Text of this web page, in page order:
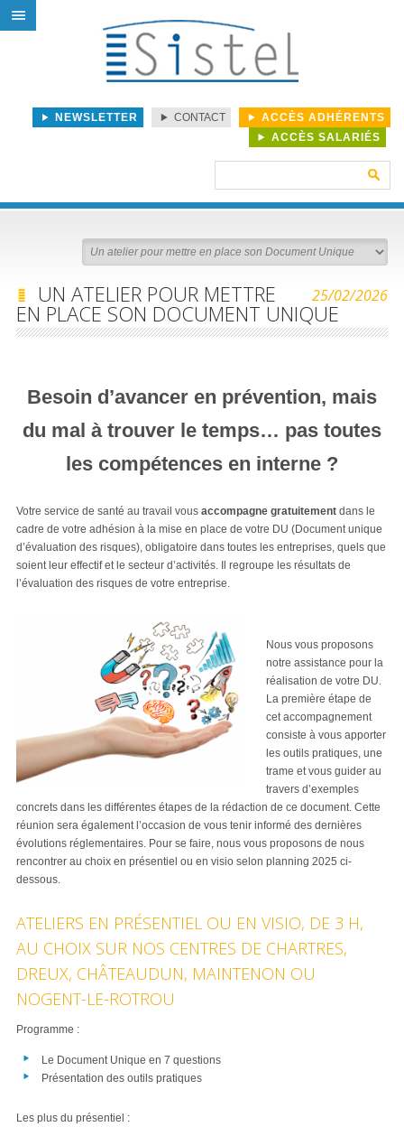
NEWSLETTER CONTACT
ACCÈS ADHÉRENTS
ACCÈS SALARIÉS
25/02/2026
UN ATELIER POUR METTRE
EN PLACE SON DOCUMENT UNIQUE
Besoin d’avancer en prévention, mais
du mal à trouver le temps… pas toutes
les compétences en interne ?
Votre service de santé au travail vous accompagne gratuitement dans le
cadre de votre adhésion à la mise en place de votre DU (Document unique
d’évaluation des risques), obligatoire dans toutes les entreprises, quels que
soient leur effectif et le secteur d’activités. Il regroupe les résultats de
l’évaluation des risques de votre entreprise.
Nous vous proposons
notre assistance pour la
réalisation de votre DU.
La première étape de
cet accompagnement
consiste à vous apporter
les outils pratiques, une
trame et vous guider au
travers d’exemples
concrets dans les différentes étapes de la rédaction de ce document. Cette
réunion sera également l’occasion de vous tenir informé des dernières
évolutions réglementaires. Pour se faire, nous vous proposons de nous
rencontrer au choix en présentiel ou en visio selon planning 2025 ci-
dessous.
ATELIERS EN PRÉSENTIEL OU EN VISIO, DE 3 H,
AU CHOIX SUR NOS CENTRES DE CHARTRES,
DREUX, CHÂTEAUDUN, MAINTENON OU
NOGENT-LE-ROTROU
Programme :
Le Document Unique en 7 questions
Présentation des outils pratiques
Les plus du présentiel :